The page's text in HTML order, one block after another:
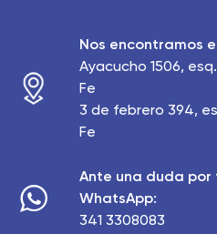
Nos encontramos
Ayacucho 1506,
Fe
3 de febrero 394,
Fe
Ante una duda
WhatsApp:
341 3308083